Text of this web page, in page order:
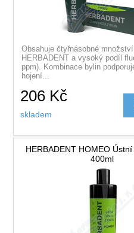
Obsahuje čtyřnásobné
HERBADENT a vysoký podíl
ppm). Kombinace bylin
hojení...
206 Kč
skladem
HERBADENT HOMEO
400ml